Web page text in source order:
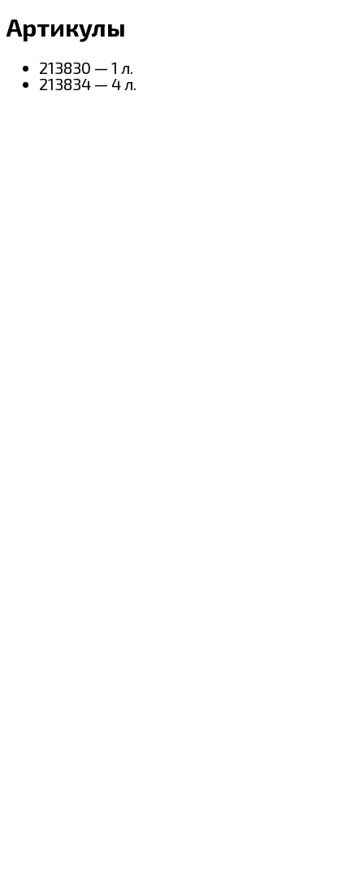
Артикулы
213830 — 1 л.
213834 — 4 л.